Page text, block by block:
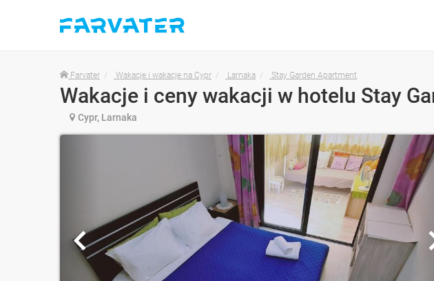
Farvater Wakacje i wakacje na Cypr Larnaka Stay Garden Apartment
Wakacje i ceny wakacji w hotelu Stay
Cypr, Larnaka